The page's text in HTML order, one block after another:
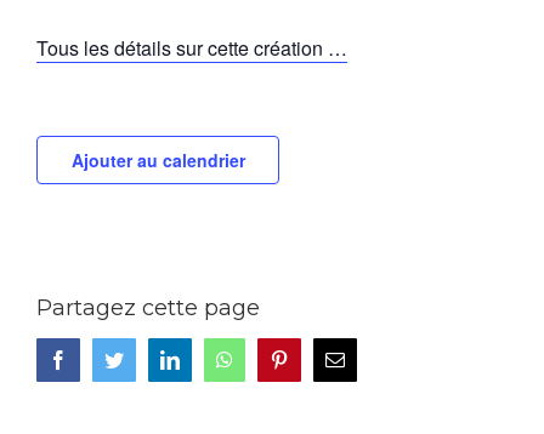
Tous les détails sur cette création …
Ajouter au calendrier
Partagez cette page
FacebookTwitterLinkedInWhatsAppPinterestEmail